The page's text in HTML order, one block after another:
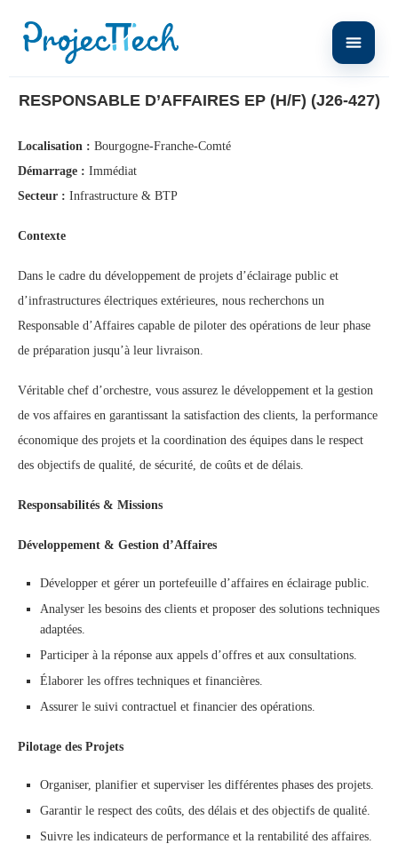
RESPONSABLE D’AFFAIRES EP (H/F) (J26-427)
Localisation : Bourgogne-Franche-Comté
Démarrage : Immédiat
Secteur : Infrastructure & BTP
Contexte
Dans le cadre du développement de projets d’éclairage public et
d’infrastructures électriques extérieures, nous recherchons un
Responsable d’Affaires capable de piloter des opérations de leur phase
de préparation jusqu’à leur livraison.
Véritable chef d’orchestre, vous assurez le développement et la gestion
de vos affaires en garantissant la satisfaction des clients, la performance
économique des projets et la coordination des équipes dans le respect
des objectifs de qualité, de sécurité, de coûts et de délais.
Responsabilités & Missions
Développement & Gestion d’Affaires
Développer et gérer un portefeuille d’affaires en éclairage public.
Analyser les besoins des clients et proposer des solutions techniques
adaptées.
Participer à la réponse aux appels d’offres et aux consultations.
Élaborer les offres techniques et financières.
Assurer le suivi contractuel et financier des opérations.
Pilotage des Projets
Organiser, planifier et superviser les différentes phases des projets.
Garantir le respect des coûts, des délais et des objectifs de qualité.
Suivre les indicateurs de performance et la rentabilité des affaires.